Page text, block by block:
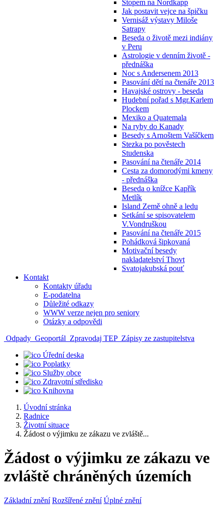
Stopem na Nordkapp
Jak postavit vejce na špičku
Vernisáž výstavy Miloše
Satrapy
Beseda o životě mezi indiány
v Peru
Astrologie v denním životě -
přednáška
Noc s Andersenem 2013
Pasování dětí na čtenáře 2013
Havajské ostrovy - beseda
Hudební pořad s Mgr.Karlem
Plockem
Mexiko a Quatemala
Na ryby do Kanady
Besedy s Arnoštem Vašíčkem
Stezka po pověstech
Studenska
Pasování na čtenáře 2014
Cesta za domorodými kmeny
- přednáška
Beseda o knížce Kapřík
Metlík
Island Země ohně a ledu
Setkání se spisovatelem
V.Vondruškou
Pasování na čtenáře 2015
Pohádková šipkovaná
Motivační besedy
nakladatelství Thovt
Svatojakubská pouť
Kontakt
Kontakty úřadu
E-podatelna
Důležité odkazy
WWW verze nejen pro seniory
Otázky a odpovědi
Odpady Geoportál Zpravodaj TEP Zápisy ze zastupitelstva
Úřední deska
Poplatky
Služby obce
Zdravotní středisko
Knihovna
Úvodní stránka
Radnice
Životní situace
Žádost o výjimku ze zákazu ve zvláště...
Žádost o výjimku ze zákazu ve
zvláště chráněných územích
Základní znění Rozšířené znění Úplné znění